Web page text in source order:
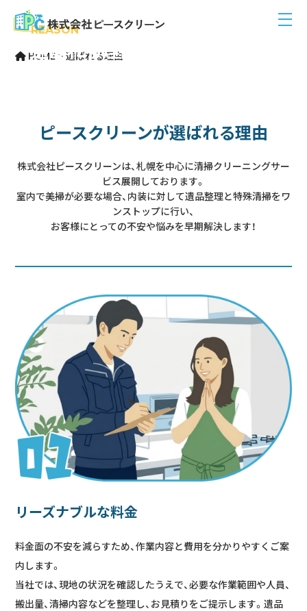
REASON
選ばれる理由
HOME >選ばれる理由
ピースクリーンが選ばれる理由
株式会社ピースクリーンは、札幌を中心に清掃クリーニングサー
ビス展開しております。
室内で美掃が必要な場合、内装に対して遺品整理と特殊清掃をワ
ンストップに行い、
お客様にとっての不安や悩みを早期解決します！
リーズナブルな料金
料金面の不安を減らすため、作業内容と費用を分かりやすくご案
内します。
当社では、現地の状況を確認したうえで、必要な作業範囲や人員、
搬出量、清掃内容などを整理し、お見積りをご提示します。遺品